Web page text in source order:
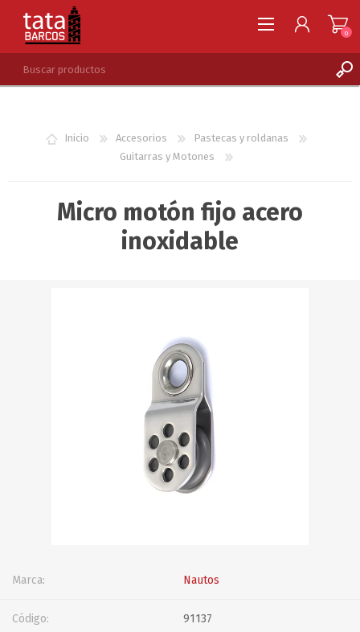
LISTA DE DESEOS
0
Inicio Accesorios
Pastecas y roldanas
Guitarras y Motones
Micro motón fijo acero
inoxidable
Marca: Nautos
Código: 91137